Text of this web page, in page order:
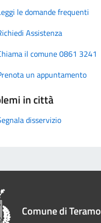
le domande frequenti
Assistenza
il comune 0861 3241
un appuntamento
in città
disservizio
Comune di Teramo